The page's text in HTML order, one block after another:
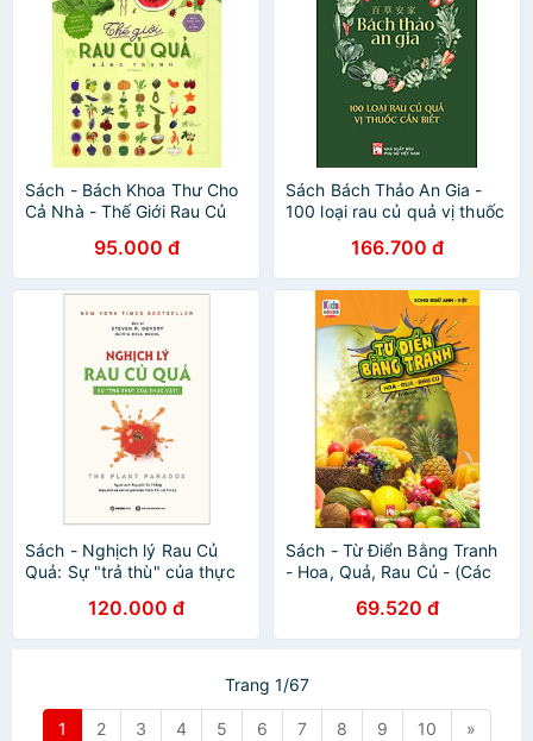
Sách - Bách Khoa Thư Cho
Cả Nhà - Thế Giới Rau Củ
95.000 đ
Sách Bách Thảo An Gia -
100 loại rau củ quả vị thuốc
166.700 đ
Sách - Nghịch lý Rau Củ
Quả: Sự "trả thù" của thực
120.000 đ
Sách - Từ Điển Bằng Tranh
- Hoa, Quả, Rau Củ - (Các
69.520 đ
Trang 1/67
1 2 3 4 5 6 7 8 9 10 »